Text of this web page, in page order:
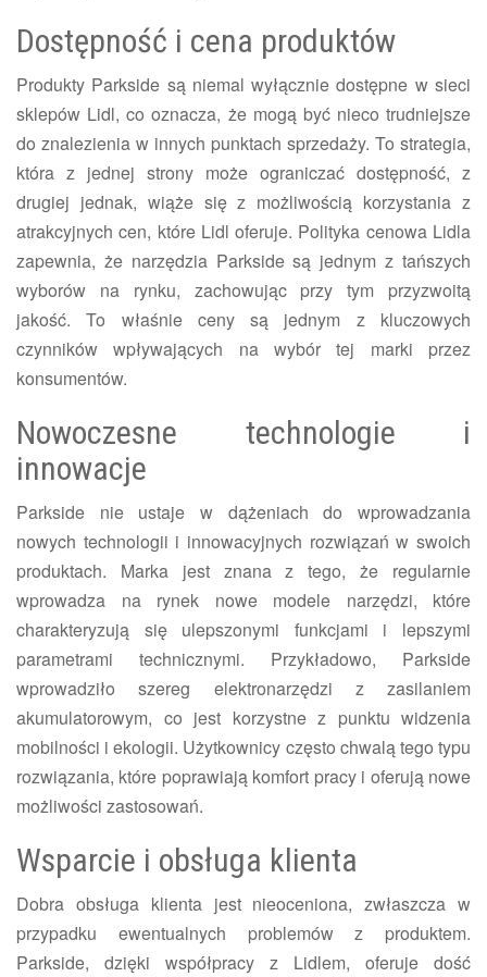
Dostępność i cena produktów
Produkty Parkside są niemal wyłącznie dostępne w sieci
sklepów Lidl, co oznacza, że mogą być nieco trudniejsze
do znalezienia w innych punktach sprzedaży. To strategia,
która z jednej strony może ograniczać dostępność, z
drugiej jednak, wiąże się z możliwością korzystania z
atrakcyjnych cen, które Lidl oferuje. Polityka cenowa Lidla
zapewnia, że narzędzia Parkside są jednym z tańszych
wyborów na rynku, zachowując przy tym przyzwoitą
jakość. To właśnie ceny są jednym z kluczowych
czynników wpływających na wybór tej marki przez
konsumentów.
Nowoczesne technologie i
innowacje
Parkside nie ustaje w dążeniach do wprowadzania
nowych technologii i innowacyjnych rozwiązań w swoich
produktach. Marka jest znana z tego, że regularnie
wprowadza na rynek nowe modele narzędzi, które
charakteryzują się ulepszonymi funkcjami i lepszymi
parametrami technicznymi. Przykładowo, Parkside
wprowadziło szereg elektronarzędzi z zasilaniem
akumulatorowym, co jest korzystne z punktu widzenia
mobilności i ekologii. Użytkownicy często chwalą tego typu
rozwiązania, które poprawiają komfort pracy i oferują nowe
możliwości zastosowań.
Wsparcie i obsługa klienta
Dobra obsługa klienta jest nieoceniona, zwłaszcza w
przypadku ewentualnych problemów z produktem.
Parkside, dzięki współpracy z Lidlem, oferuje dość